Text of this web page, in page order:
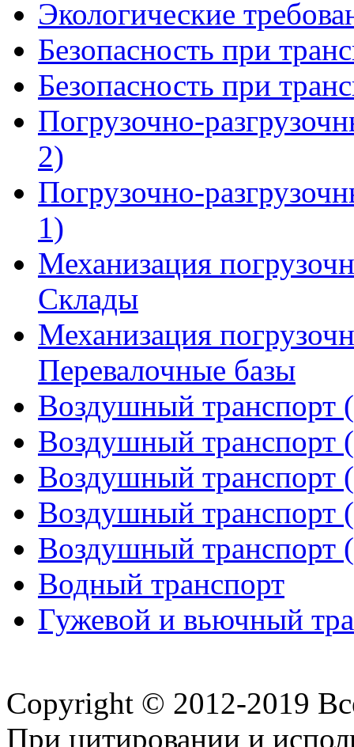
Экологические
Безопасность при
Безопасность при
Погрузочно-
2)
Погрузочно-
1)
Механизация
Склады
Механизация
Перевалочные базы
Воздушный транспорт
Воздушный транспорт
Воздушный транспорт
Воздушный транспорт
Воздушный транспорт
Водный транспорт
Гужевой и вьючный
Copyright © 2012-2019
При цитировании и